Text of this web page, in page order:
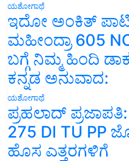
ಯಶೋಗಾಥೆ
ಇದೋ ಅಂಕಿತ್
ಮಹೀಂದ್ರಾ 605
ಬಗ್ಗೆ ನಿಮ್ಮ ಹಿಂದಿ
ಕನ್ನಡ ಅನುವಾದ:
ಯಶೋಗಾಥೆ
ಪ್ರಹಲಾದ್
275 DI TU PP
ಹೊಸ ಎತ್ತರಗಳಿಗೆ